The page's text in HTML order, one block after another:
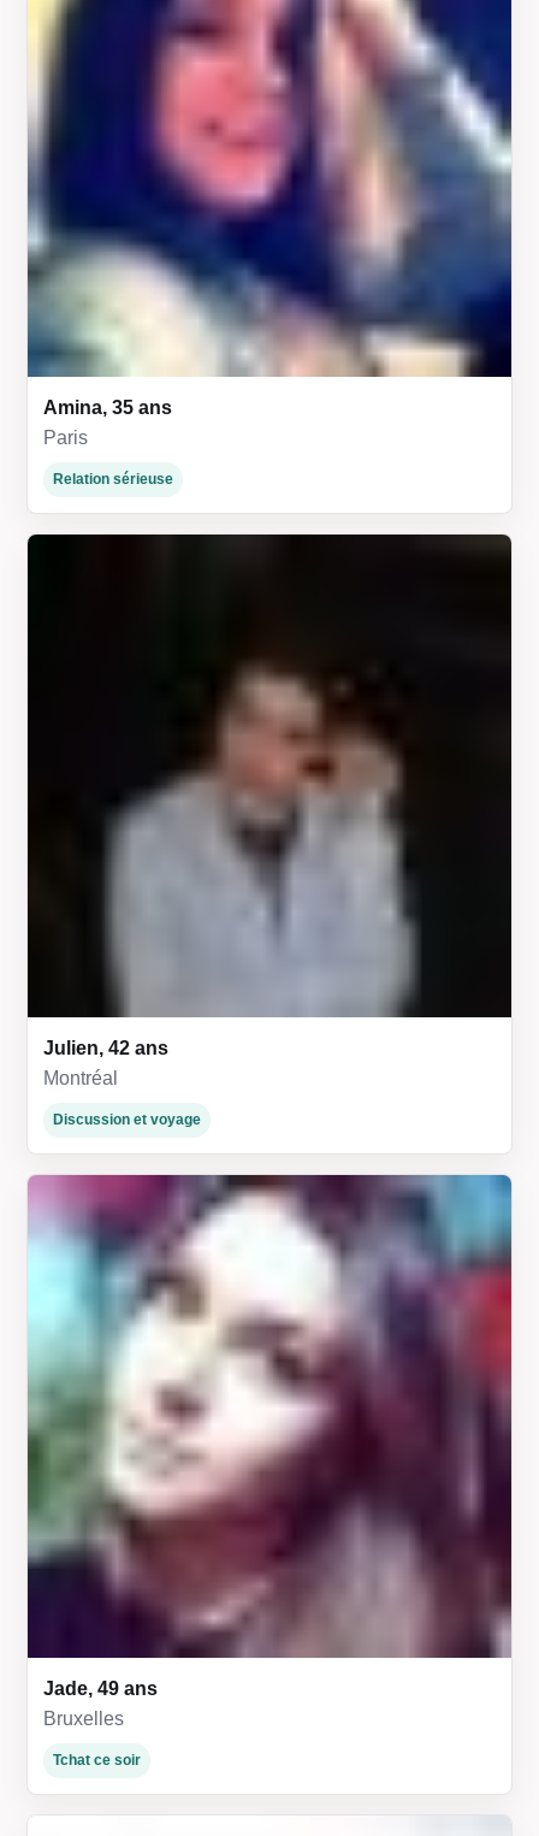
Amina, 35 ans
Paris
Relation sérieuse
Julien, 42 ans
Montréal
Discussion et voyage
Jade, 49 ans
Bruxelles
Tchat ce soir